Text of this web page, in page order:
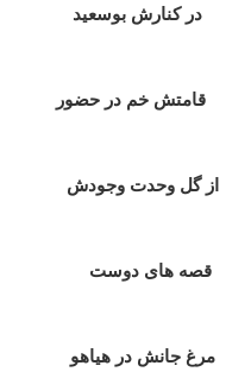
در کنارش بوسعيد
قامتش خم در حضور
از گل وحدت وجودش
قصه های دوست
جانش در هياهو